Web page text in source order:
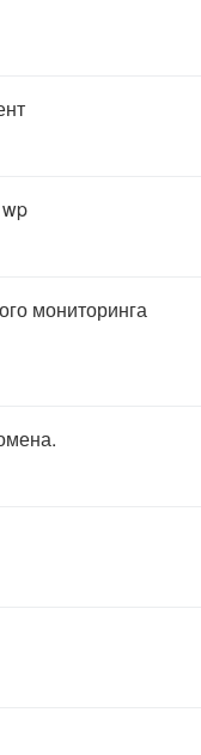
мониторинга